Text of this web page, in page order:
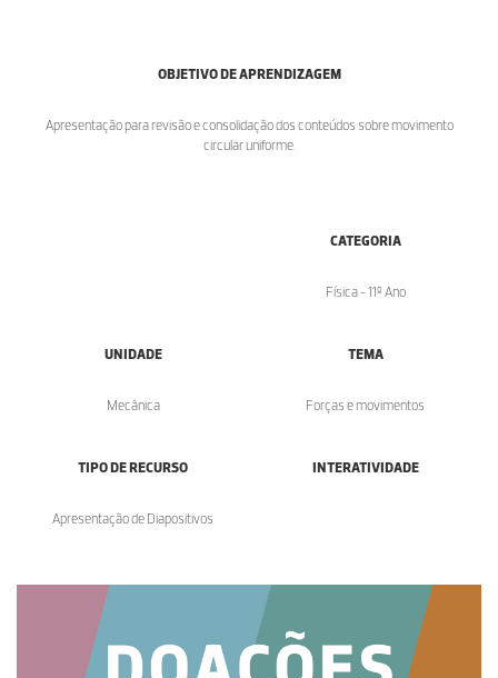
OBJETIVO DE APRENDIZAGEM
Apresentação para revisão e consolidação dos conteúdos sobre movimento
circular uniforme.
CATEGORIA
Física - 11º Ano
UNIDADE
Mecânica
TEMA
Forças e movimentos
TIPO DE RECURSO
Apresentação de Diapositivos
INTERATIVIDADE